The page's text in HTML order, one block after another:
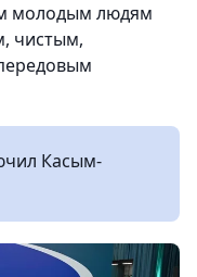
молодым людям
чистым,
Касым-